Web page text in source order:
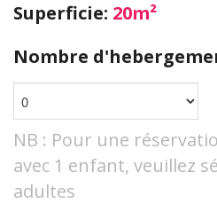
Superficie: 20m²
Nombre
NB : Pour une
avec 1 enfant, veuillez
adultes